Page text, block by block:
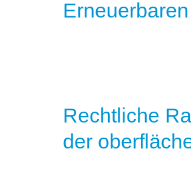
Rechtliche
der